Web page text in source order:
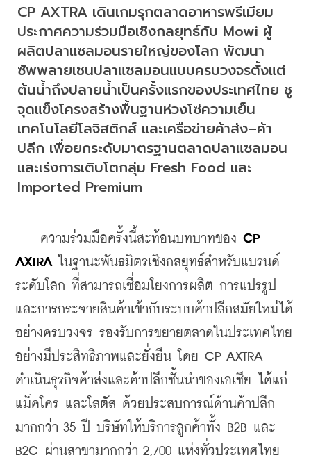
CP AXTRA เดินเกมรุกตลาดอาหารพรีเมียม
ประกาศความร่วมมือเชิงกลยุทธ์กับ Mowi ผู้
ผลิตปลาแซลมอนรายใหญ่ของโลก พัฒนา
ซัพพลายเชนปลาแซลมอนแบบครบวงจรตั้งแต่
ต้นน้ำถึงปลายน้ำเป็นครั้งแรกของประเทศไทย ชู
จุดแข็งโครงสร้างพื้นฐานห่วงโซ่ความเย็น
เทคโนโลยีโลจิสติกส์ และเครือข่ายค้าส่ง–ค้า
ปลีก เพื่อยกระดับมาตรฐานตลาดปลาแซลมอน
และเร่งการเติบโตกลุ่ม Fresh Food และ
Imported Premium
ความร่วมมือครั้งนี้สะท้อนบทบาทของ CP
AXTRA ในฐานะพันธมิตรเชิงกลยุทธ์สำหรับแบรนด์
ระดับโลก ที่สามารถเชื่อมโยงการผลิต การแปรรูป
และการกระจายสินค้าเข้ากับระบบค้าปลีกสมัยใหม่ได้
อย่างครบวงจร รองรับการขยายตลาดในประเทศไทย
อย่างมีประสิทธิภาพและยั่งยืน โดย CP AXTRA
ดำเนินธุรกิจค้าส่งและค้าปลีกชั้นนำของเอเชีย ได้แก่
แม็คโคร และโลตัส ด้วยประสบการณ์ด้านค้าปลีก
มากกว่า 35 ปี บริษัทให้บริการลูกค้าทั้ง B2B และ
B2C ผ่านสาขามากกว่า 2,700 แห่งทั่วประเทศไทย